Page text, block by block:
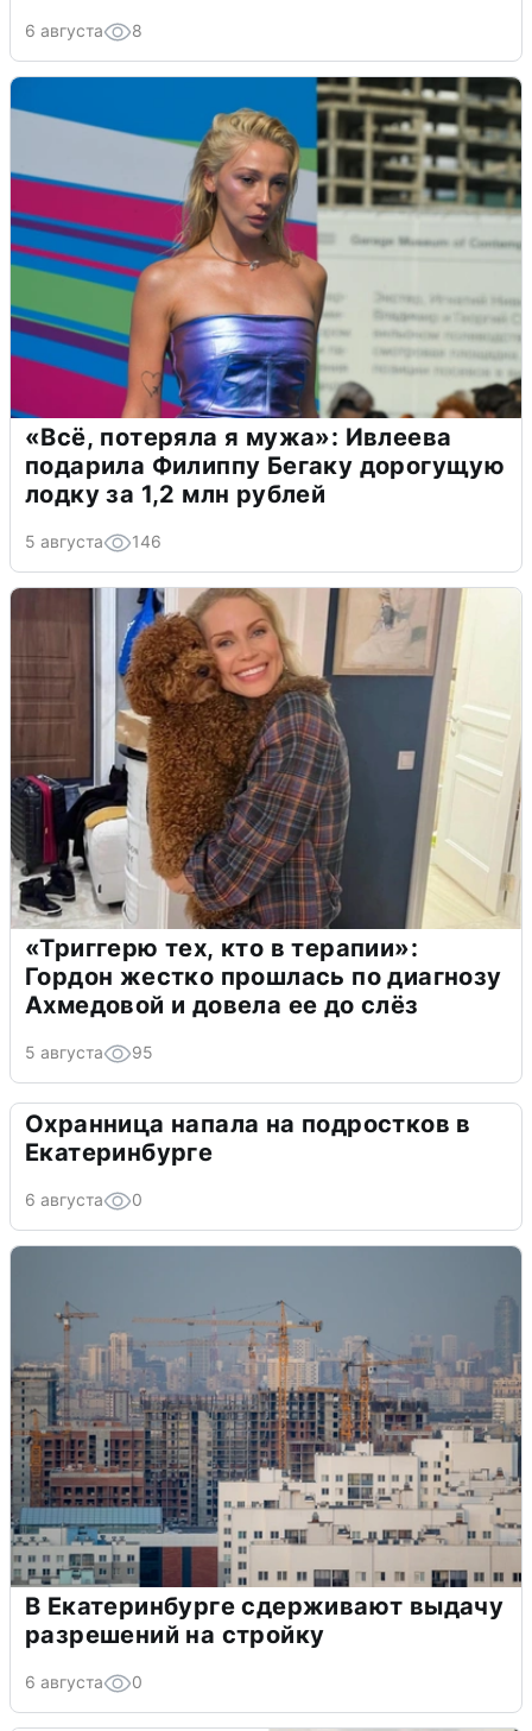
6 августа 8
«Всё, потеряла я мужа»: Ивлеева
подарила Филиппу Бегаку дорогущую
лодку за 1,2 млн рублей
5 августа 146
«Триггерю тех, кто в терапии»:
Гордон жестко прошлась по диагнозу
Ахмедовой и довела ее до слёз
5 августа 95
Охранница напала на подростков в
Екатеринбурге
6 августа 0
В Екатеринбурге сдерживают выдачу
разрешений на стройку
6 августа 0